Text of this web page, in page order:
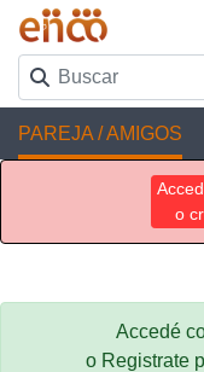
PAREJA / AMIGOS
o
Accedé
o Registrate